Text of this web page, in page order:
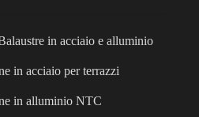
in acciaio e alluminio
in acciaio per terrazzi
in alluminio NTC